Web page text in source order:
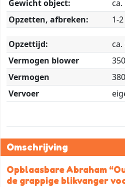
Gewicht object:
Opzetten, afbreken:
1-
Opzettijd:
Vermogen blower
Vermogen
Vervoer
Omschrijving
Opblaasbare Abraham
de grappige blikvanger